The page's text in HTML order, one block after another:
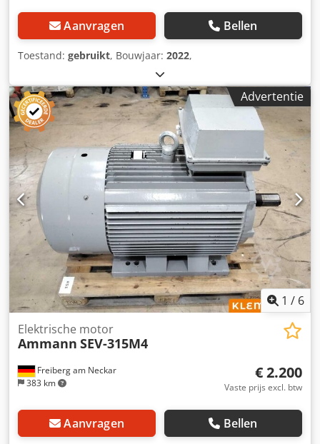
Aanvragen Bellen
Toestand: gebruikt, Bouwjaar: 2022,
Advertentie
1 / 6
Freiberg am Neckar
383 km
Elektrische motor
Ammann SEV-315M4
€ 2.200
Vaste prijs excl. btw
Aanvragen Bellen